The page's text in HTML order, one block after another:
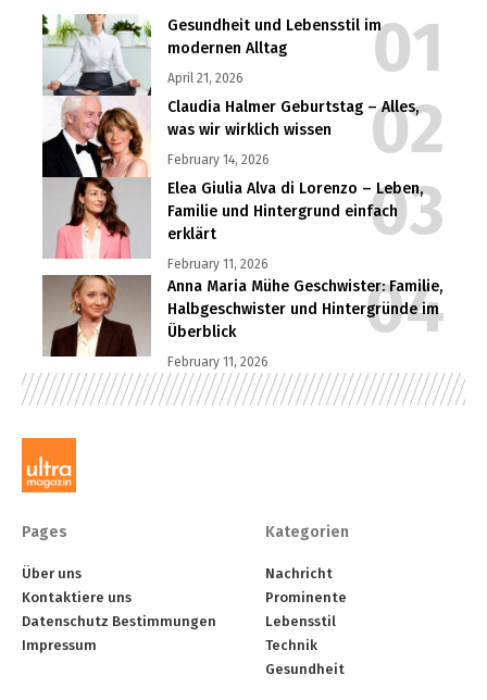
Gesundheit und Lebensstil im
modernen Alltag
April 21, 2026
Claudia Halmer Geburtstag – Alles,
was wir wirklich wissen
February 14, 2026
Elea Giulia Alva di Lorenzo – Leben,
Familie und Hintergrund einfach
erklärt
February 11, 2026
Anna Maria Mühe Geschwister: Familie,
Halbgeschwister und Hintergründe im
Überblick
February 11, 2026
Pages
Über uns
Kontaktiere uns
Datenschutz Bestimmungen
Impressum
Kategorien
Nachricht
Prominente
Lebensstil
Technik
Gesundheit